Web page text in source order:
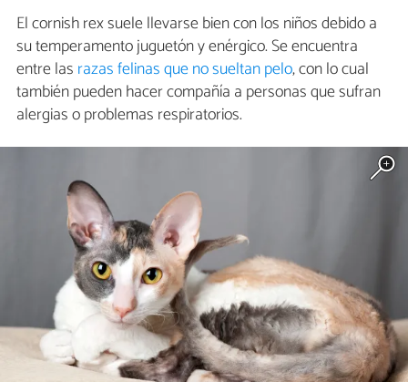
El cornish rex suele llevarse bien con los niños debido a
su temperamento juguetón y enérgico. Se encuentra
entre las razas felinas que no sueltan pelo, con lo cual
también pueden hacer compañía a personas que sufran
alergias o problemas respiratorios.